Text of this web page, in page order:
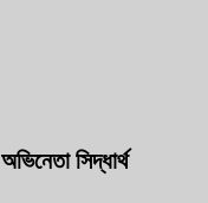
সিদ্ধার্থ